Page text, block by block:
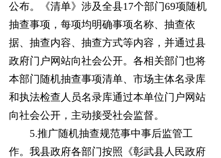
公布。《清单》涉及全县17个部门69项随机
抽查事项，每项均明确事项名称、抽查依
据、抽查内容、抽查方式等内容，并通过县
政府门户网站向社会公开。各相关部门也将
本部门随机抽查事项清单、市场主体名录库
和执法检查人员名录库通过本单位门户网站
向社会公开，主动接受社会监督。
5.推广随机抽查规范事中事后监管工
作。我县政府各部门按照《彰武县人民政府